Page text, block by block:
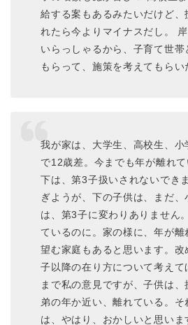
給する案もあるみたいだけど、
れたら今よりマイナスだし。
いらっしゃるから、子育て世帯
もらって、施策を考えてもらい
我が家は、大学生、高校生、小
で12歳差。今までも年が離れ
下は、第3子扱いされないでき
ぎようが、下の子供は、まだ
は、第3子に変わりありません
ているのに。家の様に、年が
望む家庭もあると思います。
子以降の在り方について考えて
まで私の意見ですが、子供は
弟の年か近い、離れている。
は、やはり、おかしいと思いま